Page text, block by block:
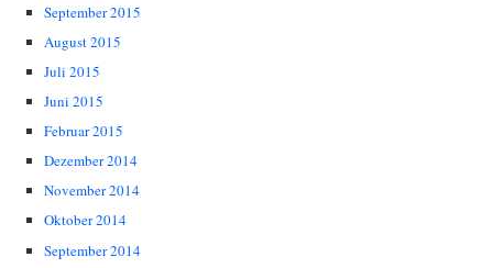
September 2015
August 2015
Juli 2015
Juni 2015
Februar 2015
Dezember 2014
November 2014
Oktober 2014
September 2014